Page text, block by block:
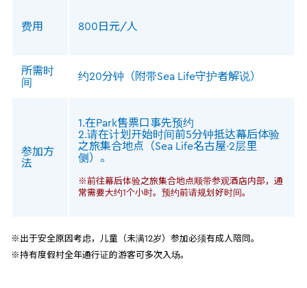
费用 800日元/人
所需时
间
约20分钟（附带Sea Life守护者解说）
参加方
法
1.在Park售票口事先预约
2.请在计划开始时间前5分钟抵达幕后体验
之旅集合地点（Sea Life名古屋·2层里
侧）。
※前往幕后体验之旅集合地点顺带参观酒店内部，通
常需要大约1个小时。预约前请规划好时间。
※出于安全原因考虑，儿童（未满12岁）参加必须有成人陪同。
※持有度假村全年通行证的游客可多次入场。